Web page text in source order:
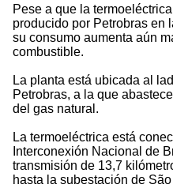
Pese a que la
producido por Petrobras en
su consumo aumenta aún
combustible.
La planta está ubicada al
Petrobras, a la que
del gas natural.
La termoeléctrica está
Interconexión Nacional de
transmisión de 13,7
hasta la subestación de